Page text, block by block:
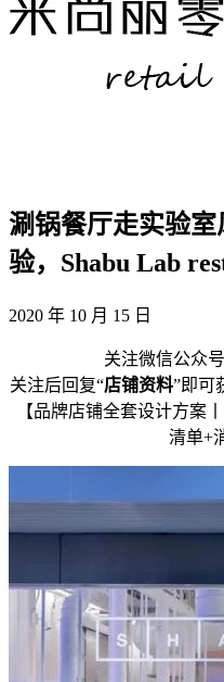
涮锅餐厅走实验
验，Shabu Lab
2020 年 10 月 15 日
关注微信公众号
关注后回复“店铺资料”即可
【品牌店铺全套设计方案
清单+